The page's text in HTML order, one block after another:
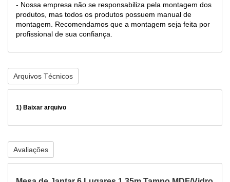
- Nossa empresa não se responsabiliza pela montagem dos
produtos, mas todos os produtos possuem manual de
montagem. Recomendamos que a montagem seja feita por
profissional de sua confiança.
Arquivos Técnicos
1) Baixar arquivo
Avaliações